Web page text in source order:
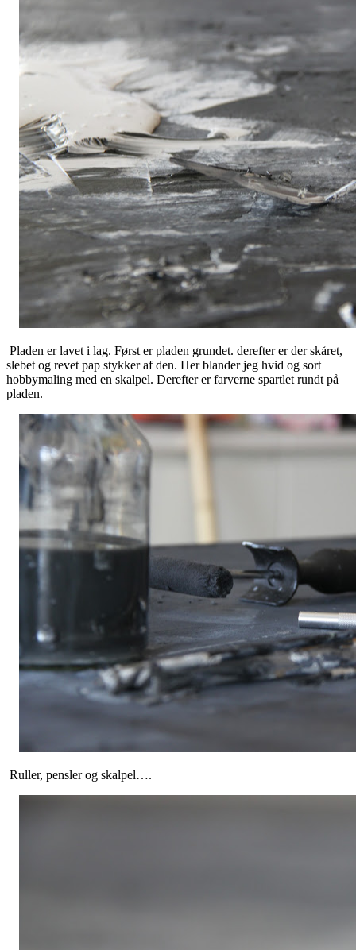
Pladen er lavet i lag. Først er pladen grundet. derefter er der skåret,
slebet og revet pap stykker af den. Her blander jeg hvid og sort
hobbymaling med en skalpel. Derefter er farverne spartlet rundt på
pladen.
Ruller, pensler og skalpel….